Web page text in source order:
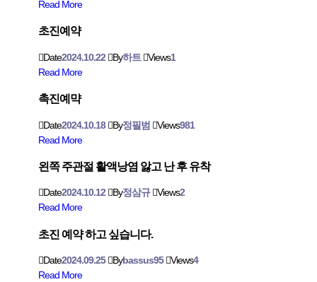
Read More
초진예약
Date2024.10.22 By하트 Views1
Read More
촉진예먁
Date2024.10.18 By정필범 Views981
Read More
왼쪽 주관절 활액낭염 앓고 난 후 유착
Date2024.10.12 By정삼규 Views2
Read More
초진 예약 하고 싶습니다.
Date2024.09.25 Bybassus95 Views4
Read More